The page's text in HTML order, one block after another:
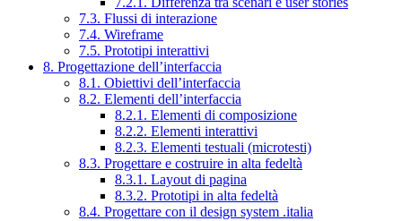
7.3. Flussi di interazione
7.4. Wireframe
7.5. Prototipi interattivi
8. Progettazione dell’interfaccia
8.1. Obiettivi dell’interfaccia
8.2. Elementi dell’interfaccia
8.2.1. Elementi di composizione
8.2.2. Elementi interattivi
8.2.3. Elementi testuali (microtesti)
8.3. Progettare e costruire in alta fedeltà
8.3.1. Layout di pagina
8.3.2. Prototipi in alta fedeltà
8.4. Progettare con il design system .italia